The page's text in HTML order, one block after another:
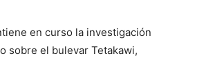
en curso la investigación
sobre el bulevar Tetakawi,